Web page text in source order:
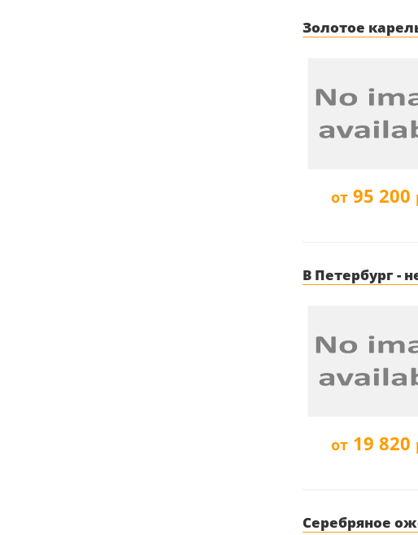
Золотое
от95 200
В Петербург -
от19 820
Серебряное